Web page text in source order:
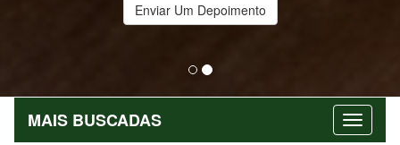
Enviar Um Depoimento
MAIS BUSCADAS